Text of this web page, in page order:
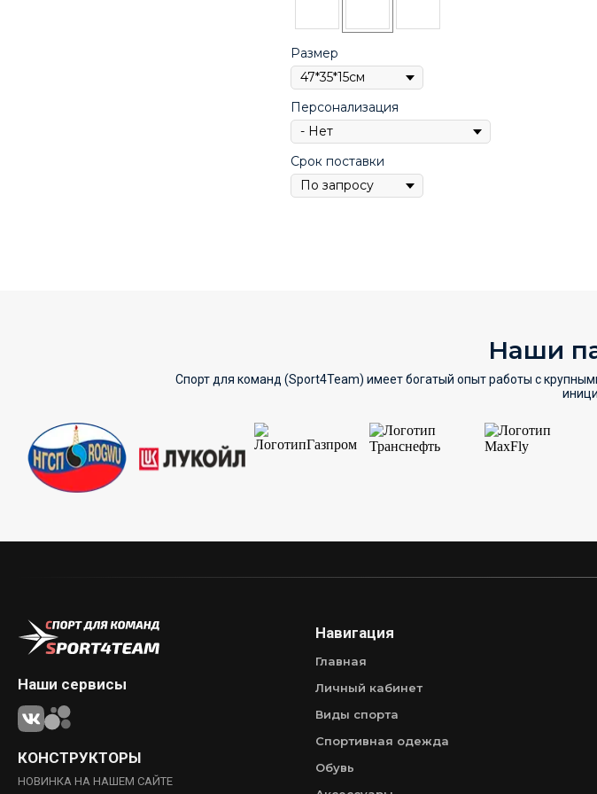
Размер
Персонализация
Срок поставки
Наши
Спорт для команд (Sport4Team) имеет богатый опыт работы с
Наши сервисы
КОНСТРУКТОРЫ
НОВИНКА НА НАШЕМ САЙТЕ
Навигация
Главная
Личный кабинет
Виды спорта
Спортивная одежда
Обувь